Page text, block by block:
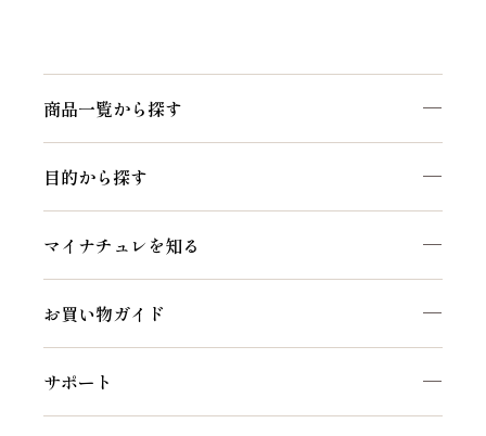
商品一覧から探す
目的から探す
マイナチュレを知る
お買い物ガイド
サポート